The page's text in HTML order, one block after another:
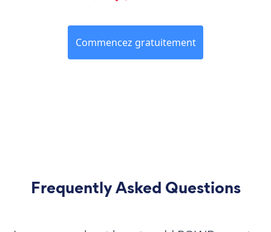
Commencez gratuitement
Frequently Asked Questions